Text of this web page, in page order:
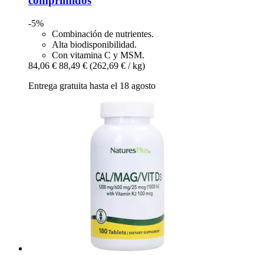
-5%
Combinación de nutrientes.
Alta biodisponibilidad.
Con vitamina C y MSM.
84,06 € 88,49 € (262,69 € / kg)
Entrega gratuita hasta el 18 agosto